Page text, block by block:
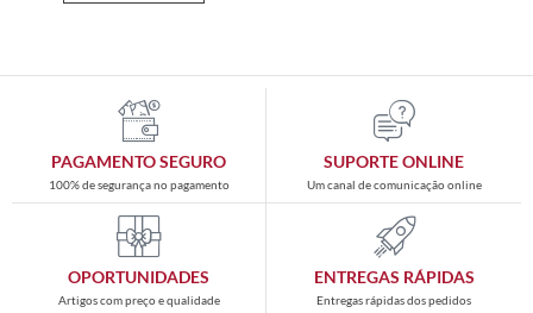
PAGAMENTO SEGURO
100% de segurança no pagamento
SUPORTE ONLINE
Um canal de comunicação online
OPORTUNIDADES
Artigos com preço e qualidade
ENTREGAS RÁPIDAS
Entregas rápidas dos pedidos